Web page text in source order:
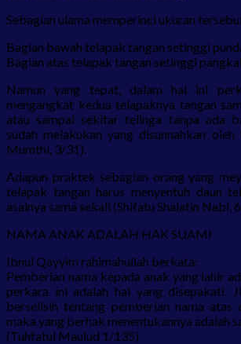
Sebagian ulama memperinci ukuran
Bagian bawah telapak tangan setinggi
Bagian atas telapak tangan setinggi
Namun yang tepat, dalam hal ini
mengangkat kedua telapaknya tangan
atau sampai sekitar telinga tanpa ada
sudah melakukan yang disunnahkan
Mumthi, 3/31).
Adapun praktek sebagian orang yang
telapak tangan harus menyentuh daun
asalnya sama sekali (Shifatu Shalatin Nabi,
NAMA ANAK ADALAH HAK SUAMI
Ibnul Qayyim rahimahullah berkata:
Pemberian nama kepada anak yang lahir
perkara ini adalah hal yang disepakati.
berselisih tentang pemberian nama atas
maka yang berhak menentukannya adalah
(Tuhfatul Maulud 1/135)